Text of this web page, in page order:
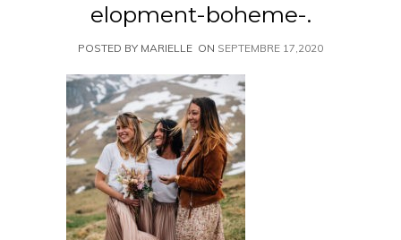
elopment-boheme-.
POSTED BY MARIELLE ON SEPTEMBRE 17,2020